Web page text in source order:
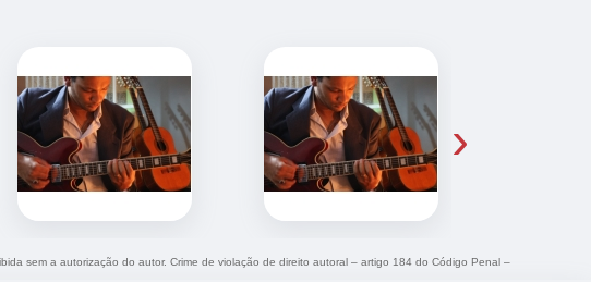
›
sem a autorização do autor. Crime de violação de direito autoral – artigo 184 do Código Penal –